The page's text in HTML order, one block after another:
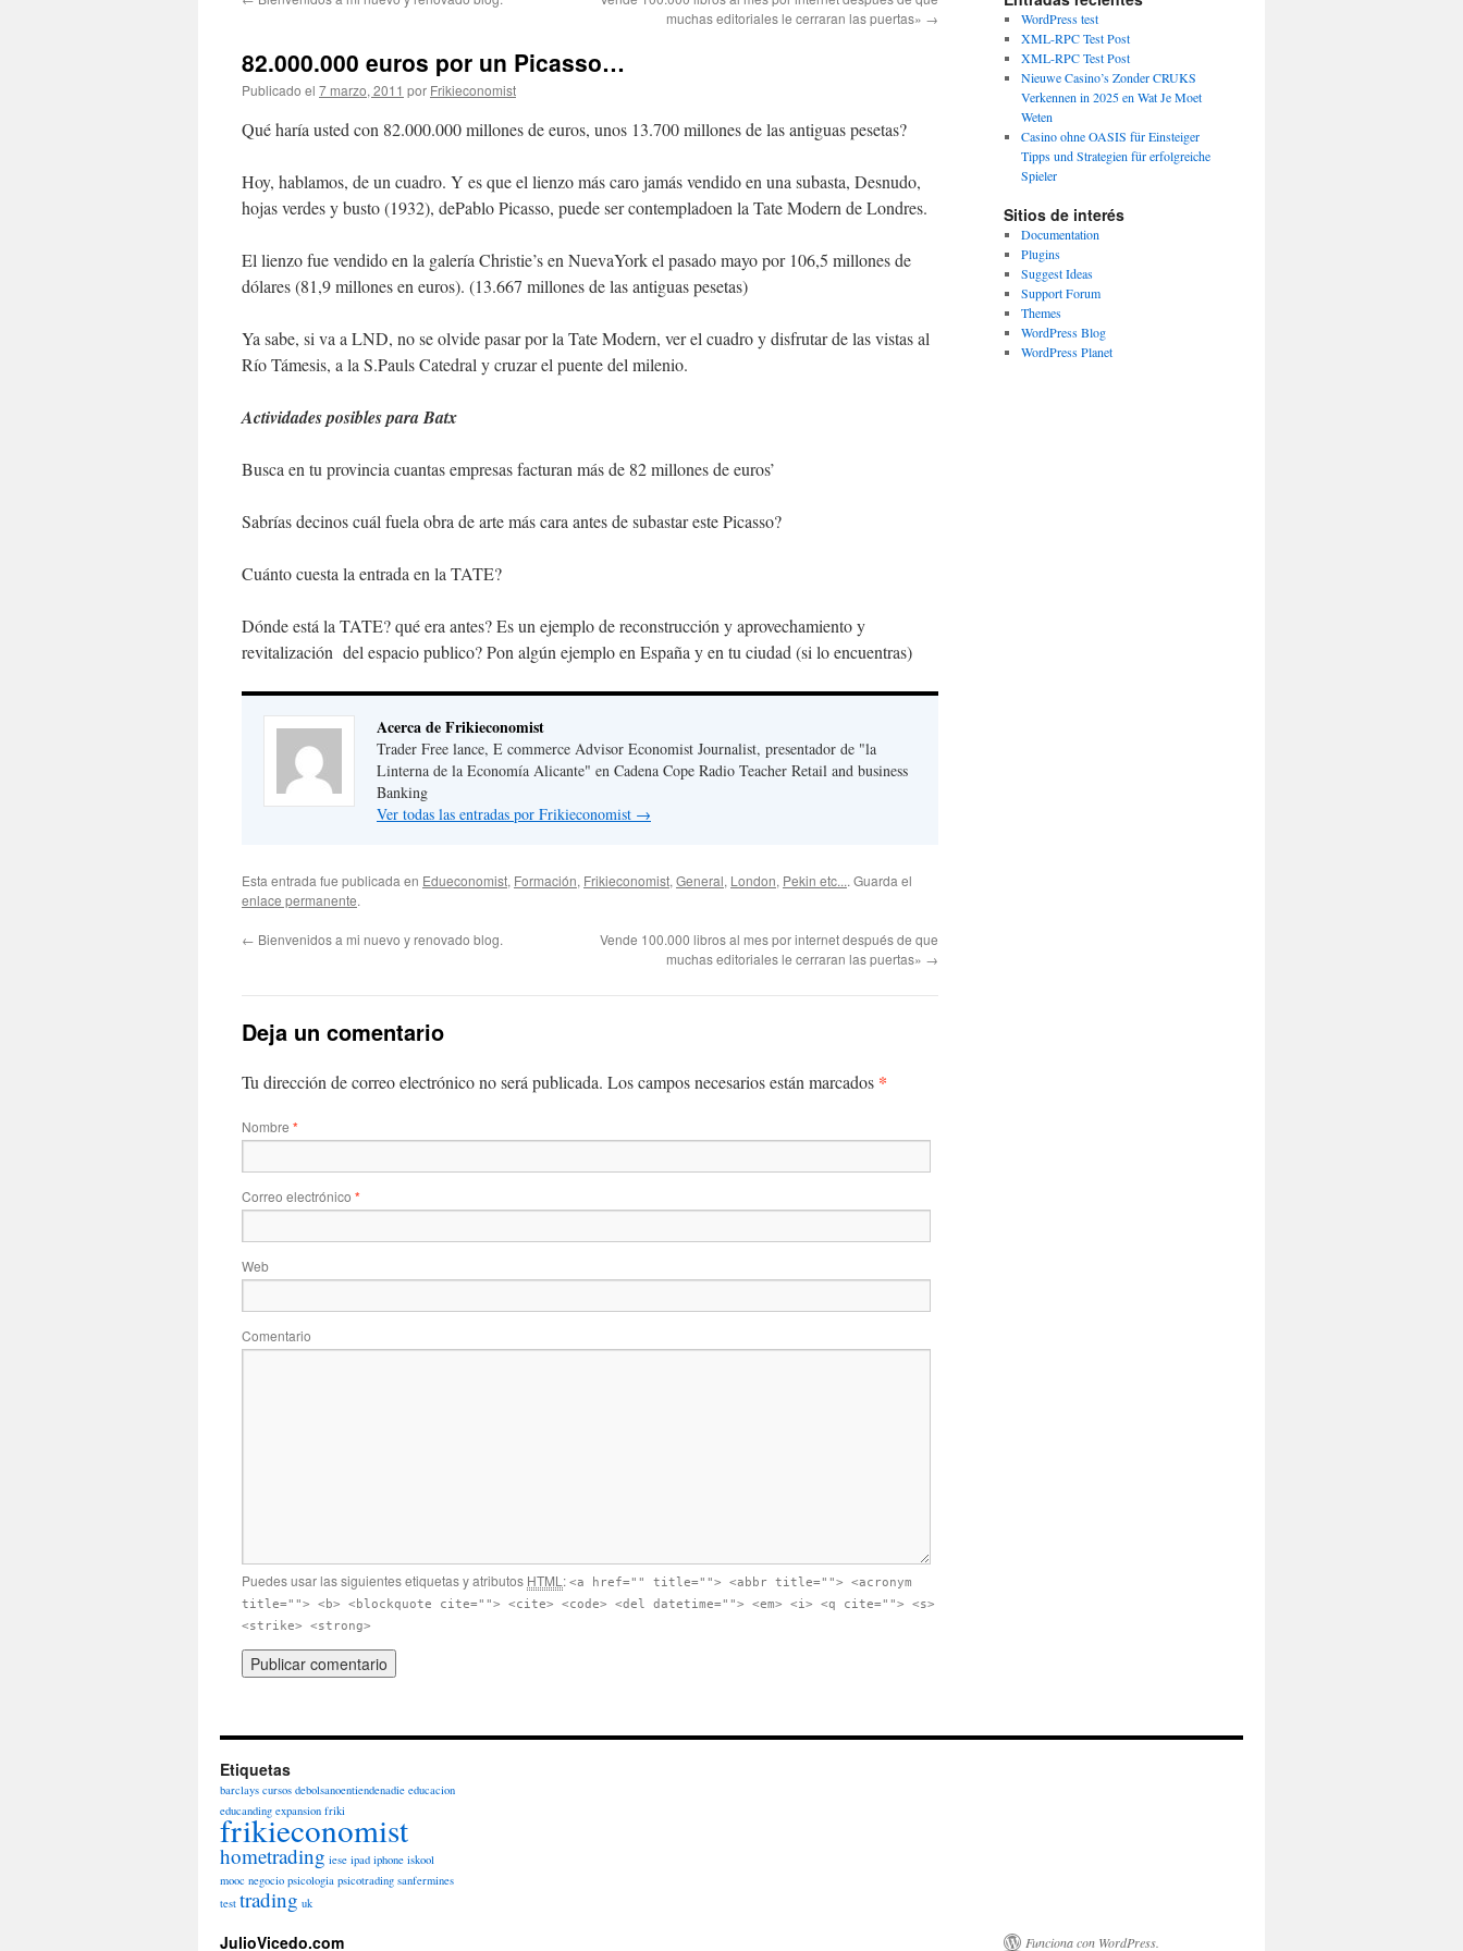
muchas editoriales le cerraran las puertas» →
82.000.000 euros por un Picasso…
Publicado el 7 marzo, 2011 por Frikieconomist
Qué haría usted con 82.000.000 millones de euros, unos 13.700 millones de las antiguas pesetas?
Hoy, hablamos, de un cuadro. Y es que el lienzo más caro jamás vendido en una subasta, Desnudo,
hojas verdes y busto (1932), dePablo Picasso, puede ser contempladoen la Tate Modern de Londres.
El lienzo fue vendido en la galería Christie’s en NuevaYork el pasado mayo por 106,5 millones de
dólares (81,9 millones en euros). (13.667 millones de las antiguas pesetas)
Ya sabe, si va a LND, no se olvide pasar por la Tate Modern, ver el cuadro y disfrutar de las vistas al
Río Támesis, a la S.Pauls Catedral y cruzar el puente del milenio.
Actividades posibles para Batx
Busca en tu provincia cuantas empresas facturan más de 82 millones de euros’
Sabrías decinos cuál fuela obra de arte más cara antes de subastar este Picasso?
Cuánto cuesta la entrada en la TATE?
Dónde está la TATE? qué era antes? Es un ejemplo de reconstrucción y aprovechamiento y
revitalización del espacio publico? Pon algún ejemplo en España y en tu ciudad (si lo encuentras)
Acerca de Frikieconomist
Trader Free lance, E commerce Advisor Economist Journalist, presentador de "la
Linterna de la Economía Alicante" en Cadena Cope Radio Teacher Retail and business
Banking
Ver todas las entradas por Frikieconomist →
Esta entrada fue publicada en Edueconomist, Formación, Frikieconomist, General, London, Pekin etc.... Guarda el
enlace permanente.
← Bienvenidos a mi nuevo y renovado blog.
Vende 100.000 libros al mes por internet después de que
muchas editoriales le cerraran las puertas» →
Deja un comentario
Tu dirección de correo electrónico no será publicada. Los campos necesarios están marcados *
Nombre *
Correo electrónico *
Web
Comentario
Puedes usar las siguientes etiquetas y atributos HTML : <a href="" title=""> <abbr title=""> <acronym
title=""> <b> <blockquote cite=""> <cite> <code> <del datetime=""> <em> <i> <q cite=""> <s>
<strike> <strong>
WordPress test
XML-RPC Test Post
XML-RPC Test Post
Nieuwe Casino’s Zonder CRUKS
Verkennen in 2025 en Wat Je Moet
Weten
Casino ohne OASIS für Einsteiger
Tipps und Strategien für erfolgreiche
Spieler
Sitios de interés
Documentation
Plugins
Suggest Ideas
Support Forum
Themes
WordPress Blog
WordPress Planet
Etiquetas
barclays cursos debolsanoentiendenadie educacion
educanding expansion friki
frikieconomist
hometrading iese ipad iphone iskool
mooc negocio psicologia psicotrading sanfermines
test trading uk
JulioVicedo.com Funciona con WordPress.